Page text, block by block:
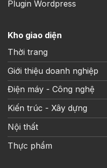
Plugin Wordpress
Kho giao diện
Thời trang
Giới thiệu doanh nghiệp
Điện máy - Công nghệ
Kiến trúc - Xây dựng
Nội thất
Thực phẩm